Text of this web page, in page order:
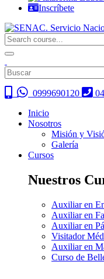
Inscríbete
0999690120
Inicio
Nosotros
Misión y
Galería
Cursos
Nuestros
Auxiliar en
Auxiliar en
Auxiliar en
Visitador
Auxiliar en
Curso de